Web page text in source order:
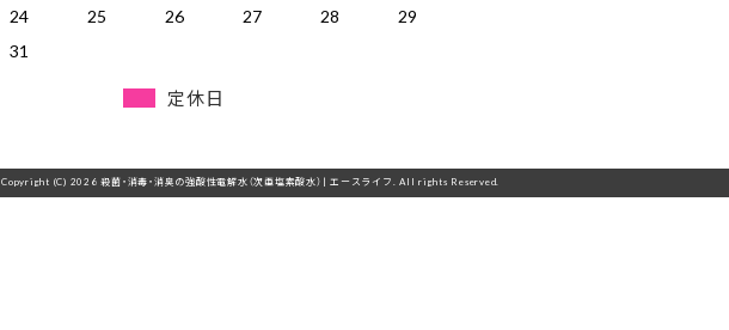
24 25 26 27 28
29
31
定休日
Copyright (C) 2026 殺菌・消毒・消臭の強酸性電解水（次亜塩素酸水）| エースライフ. All rights Reserved.